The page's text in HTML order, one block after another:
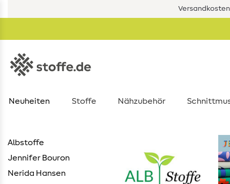
Neuheiten Stoffe Nähzubehör
Albstoffe
Jennifer Bouron
Nerida Hansen